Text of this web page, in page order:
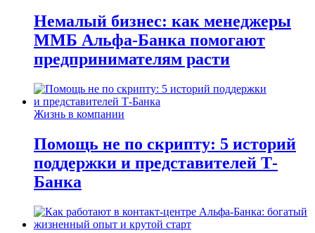
Немалый бизнес: как менеджеры
ММБ Альфа-Банка помогают
предпринимателям расти
Жизнь в компании
Помощь не по скрипту: 5 историй
поддержки и представителей Т-
Банка